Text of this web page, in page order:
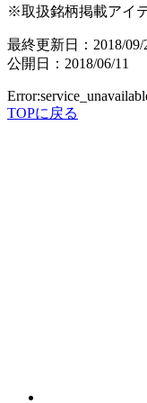
※取扱銘柄掲載アイ
最終更新日：2018/09/
公開日：2018/06/11
TOPに戻る